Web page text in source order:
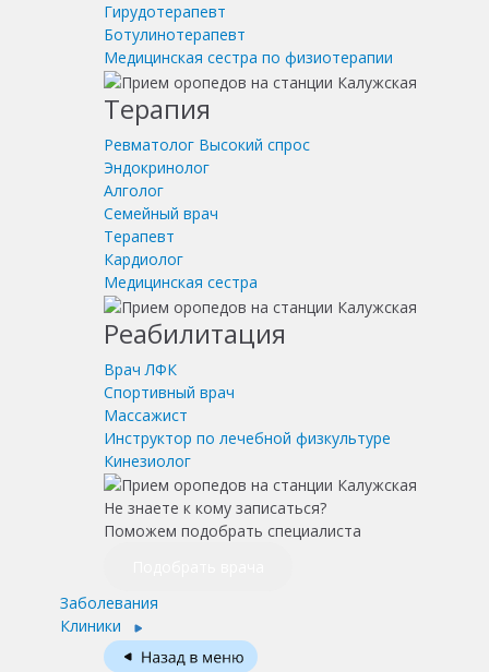
Гирудотерапевт
Ботулинотерапевт
Медицинская сестра по физиотерапии
Терапия
Ревматолог Высокий спрос
Эндокринолог
Алголог
Семейный врач
Терапевт
Кардиолог
Медицинская сестра
Реабилитация
Врач ЛФК
Спортивный врач
Массажист
Инструктор по лечебной физкультуре
Кинезиолог
Не знаете к кому записаться?
Поможем подобрать специалиста
Заболевания
Клиники